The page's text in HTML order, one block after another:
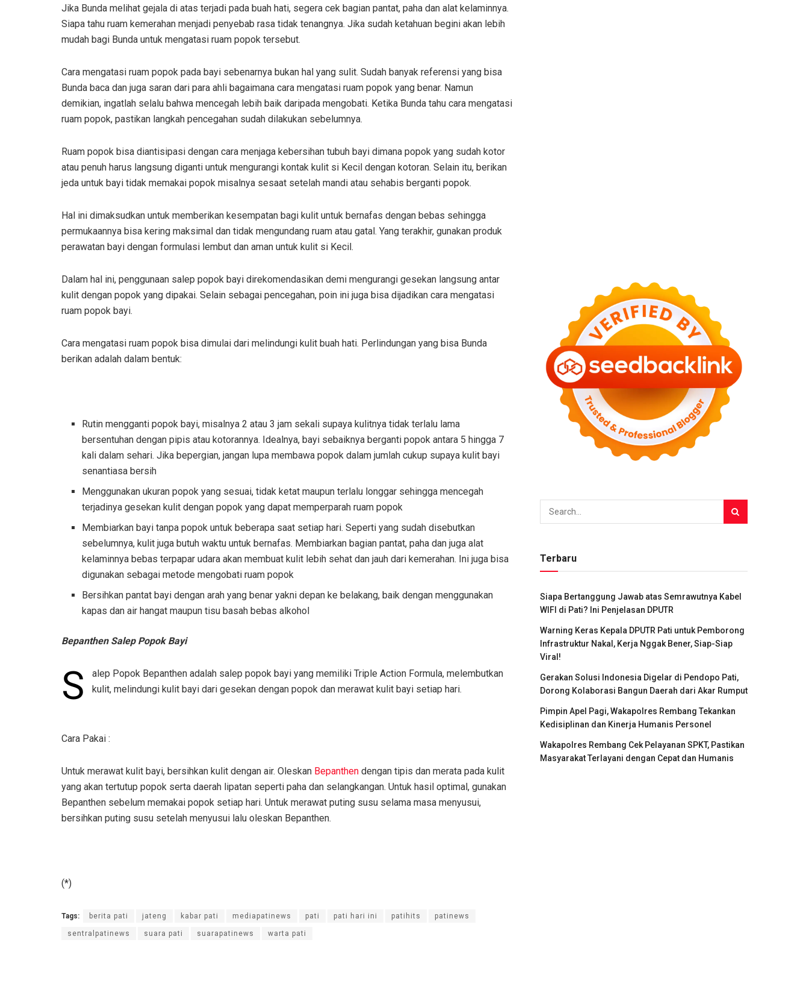
Jika Bunda melihat gejala di atas terjadi pada buah hati, segera cek bagian pantat, paha dan alat kelaminnya.
Siapa tahu ruam kemerahan menjadi penyebab rasa tidak tenangnya. Jika sudah ketahuan begini akan lebih
mudah bagi Bunda untuk mengatasi ruam popok tersebut.
Cara mengatasi ruam popok pada bayi sebenarnya bukan hal yang sulit. Sudah banyak referensi yang bisa
Bunda baca dan juga saran dari para ahli bagaimana cara mengatasi ruam popok yang benar. Namun
demikian, ingatlah selalu bahwa mencegah lebih baik daripada mengobati. Ketika Bunda tahu cara mengatasi
ruam popok, pastikan langkah pencegahan sudah dilakukan sebelumnya.
Ruam popok bisa diantisipasi dengan cara menjaga kebersihan tubuh bayi dimana popok yang sudah kotor
atau penuh harus langsung diganti untuk mengurangi kontak kulit si Kecil dengan kotoran. Selain itu, berikan
jeda untuk bayi tidak memakai popok misalnya sesaat setelah mandi atau sehabis berganti popok.
Hal ini dimaksudkan untuk memberikan kesempatan bagi kulit untuk bernafas dengan bebas sehingga
permukaannya bisa kering maksimal dan tidak mengundang ruam atau gatal. Yang terakhir, gunakan produk
perawatan bayi dengan formulasi lembut dan aman untuk kulit si Kecil.
Dalam hal ini, penggunaan salep popok bayi direkomendasikan demi mengurangi gesekan langsung antar
kulit dengan popok yang dipakai. Selain sebagai pencegahan, poin ini juga bisa dijadikan cara mengatasi
ruam popok bayi.
Cara mengatasi ruam popok bisa dimulai dari melindungi kulit buah hati. Perlindungan yang bisa Bunda
berikan adalah dalam bentuk:
Rutin mengganti popok bayi, misalnya 2 atau 3 jam sekali supaya kulitnya tidak terlalu lama
bersentuhan dengan pipis atau kotorannya. Idealnya, bayi sebaiknya berganti popok antara 5 hingga 7
kali dalam sehari. Jika bepergian, jangan lupa membawa popok dalam jumlah cukup supaya kulit bayi
senantiasa bersih
Menggunakan ukuran popok yang sesuai, tidak ketat maupun terlalu longgar sehingga mencegah
terjadinya gesekan kulit dengan popok yang dapat memperparah ruam popok
Membiarkan bayi tanpa popok untuk beberapa saat setiap hari. Seperti yang sudah disebutkan
sebelumnya, kulit juga butuh waktu untuk bernafas. Membiarkan bagian pantat, paha dan juga alat
kelaminnya bebas terpapar udara akan membuat kulit lebih sehat dan jauh dari kemerahan. Ini juga bisa
digunakan sebagai metode mengobati ruam popok
Bersihkan pantat bayi dengan arah yang benar yakni depan ke belakang, baik dengan menggunakan
kapas dan air hangat maupun tisu basah bebas alkohol
Bepanthen Salep Popok Bayi
S
alep Popok Bepanthen adalah salep popok bayi yang memiliki Triple Action Formula, melembutkan
kulit, melindungi kulit bayi dari gesekan dengan popok dan merawat kulit bayi setiap hari.
Cara Pakai :
Untuk merawat kulit bayi, bersihkan kulit dengan air. Oleskan Bepanthen dengan tipis dan merata pada kulit
yang akan tertutup popok serta daerah lipatan seperti paha dan selangkangan. Untuk hasil optimal, gunakan
Bepanthen sebelum memakai popok setiap hari. Untuk merawat puting susu selama masa menyusui,
bersihkan puting susu setelah menyusui lalu oleskan Bepanthen.
(*)
Tags: berita pati jateng kabar pati mediapatinews pati pati hari ini patihits patinews
sentralpatinews suara pati suarapatinews warta pati
Terbaru
Siapa Bertanggung Jawab atas Semrawutnya Kabel
WIFI di Pati? Ini Penjelasan DPUTR
Warning Keras Kepala DPUTR Pati untuk Pemborong
Infrastruktur Nakal, Kerja Nggak Bener, Siap-Siap
Viral!
Gerakan Solusi Indonesia Digelar di Pendopo Pati,
Dorong Kolaborasi Bangun Daerah dari Akar Rumput
Pimpin Apel Pagi, Wakapolres Rembang Tekankan
Kedisiplinan dan Kinerja Humanis Personel
Wakapolres Rembang Cek Pelayanan SPKT, Pastikan
Masyarakat Terlayani dengan Cepat dan Humanis